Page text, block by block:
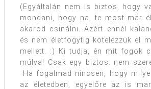
(Egyáltalán nem is biztos, hogy
mondani, hogy na, te most már
akarod csinálni. Azért ennél
és nem életfogytig kötelezzük el
mellett. :) Ki tudja, én mit fogok
múlva! Csak egy biztos: nem
Ha fogalmad nincsen, hogy
az életedben, egyelőre az is